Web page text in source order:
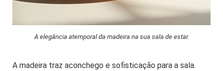
A elegância atemporal da madeira na sua sala de estar.
A madeira traz aconchego e sofisticação para a sala.